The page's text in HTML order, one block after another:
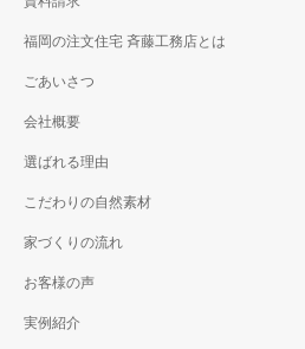
福岡の注文住宅 斉藤工務店とは
ごあいさつ
会社概要
選ばれる理由
こだわりの自然素材
家づくりの流れ
お客様の声
実例紹介